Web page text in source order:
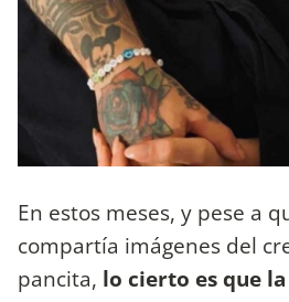
En estos meses, y pese a
compartía imágenes del
pancita, lo cierto es que